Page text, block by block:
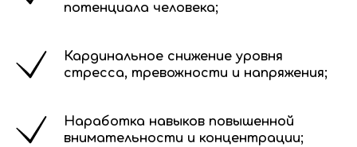
потенциала человека;
Кардинальное снижение уровня
стресса, тревожности и напряжения;
Наработка навыков повышенной
внимательности и концентрации;